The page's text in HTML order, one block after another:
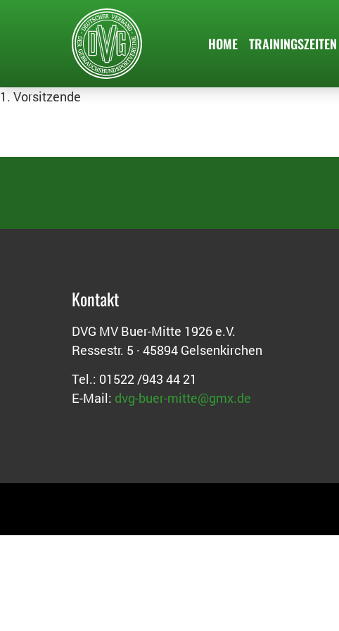
HOME TRAININGSZEITEN
1. Vorsitzende
Kontakt
DVG MV Buer-Mitte 1926 e.V.
Ressestr. 5 · 45894 Gelsenkirchen
Tel.: 01522 /943 44 21
E-Mail: dvg-buer-mitte@gmx.de